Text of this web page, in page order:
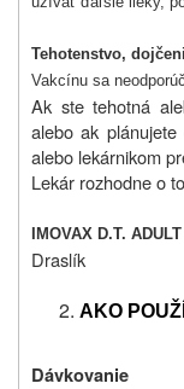
Tehotenstvo,
Vakcínu sa
Ak ste tehotná
alebo ak
alebo lekárnikom
Lekár rozhodne o
IMOVAX D.T.
Draslík
AKO
Dávkovanie